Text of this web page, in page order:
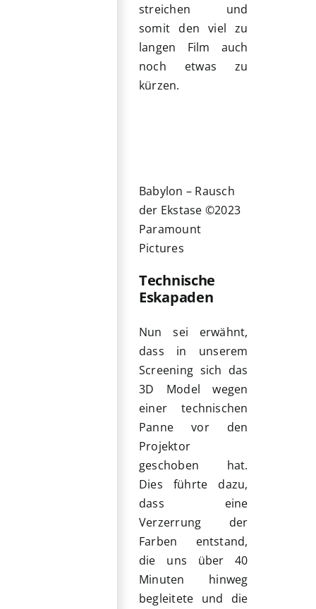
streichen und
somit den viel zu
langen Film auch
noch etwas zu
kürzen.
Babylon – Rausch
der Ekstase ©2023
Paramount
Pictures
Technische
Eskapaden
Nun sei erwähnt,
dass in unserem
Screening sich das
3D Model wegen
einer technischen
Panne vor den
Projektor
geschoben hat.
Dies führte dazu,
dass eine
Verzerrung der
Farben entstand,
die uns über 40
Minuten hinweg
begleitete und die